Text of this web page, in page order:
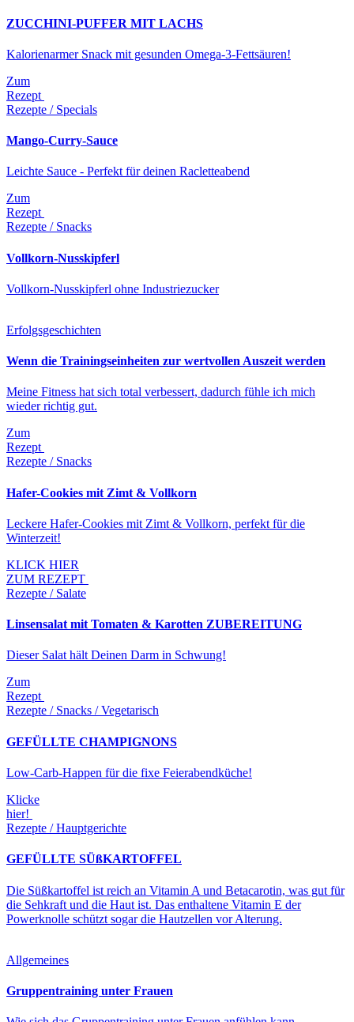
ZUCCHINI-PUFFER MIT LACHS
Kalorienarmer Snack mit gesunden Omega-3-Fettsäuren!
Zum
Rezept
Rezepte / Specials
Mango-Curry-Sauce
Leichte Sauce - Perfekt für deinen Racletteabend
Zum
Rezept
Rezepte / Snacks
Vollkorn-Nusskipferl
Vollkorn-Nusskipferl ohne Industriezucker
Erfolgsgeschichten
Wenn die Trainingseinheiten zur wertvollen Auszeit werden
Meine Fitness hat sich total verbessert, dadurch fühle ich mich
wieder richtig gut.
Zum
Rezept
Rezepte / Snacks
Hafer-Cookies mit Zimt & Vollkorn
Leckere Hafer-Cookies mit Zimt & Vollkorn, perfekt für die
Winterzeit!
KLICK HIER
ZUM REZEPT
Rezepte / Salate
Linsensalat mit Tomaten & Karotten ZUBEREITUNG
Dieser Salat hält Deinen Darm in Schwung!
Zum
Rezept
Rezepte / Snacks / Vegetarisch
GEFÜLLTE CHAMPIGNONS
Low-Carb-Happen für die fixe Feierabendküche!
Klicke
hier!
Rezepte / Hauptgerichte
GEFÜLLTE SÜßKARTOFFEL
Die Süßkartoffel ist reich an Vitamin A und Betacarotin, was gut für
die Sehkraft und die Haut ist. Das enthaltene Vitamin E der
Powerknolle schützt sogar die Hautzellen vor Alterung.
Allgemeines
Gruppentraining unter Frauen